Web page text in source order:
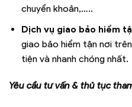
chuyển khoản,…..
Dịch vụ giao bảo hiểm
giao bảo hiểm tận nơi
tiện và nhanh chóng nhất.
Yêu cầu tư vấn & thủ tục